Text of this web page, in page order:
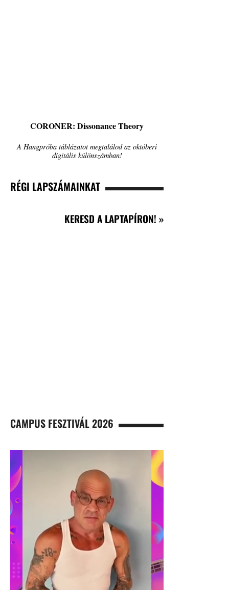
CORONER: Dissonance Theory
A Hangpróba táblázatot megtalálod az októberi
digitális különszámban!
RÉGI LAPSZÁMAINKAT
KERESD A LAPTAPÍRON! »
CAMPUS FESZTIVÁL 2026